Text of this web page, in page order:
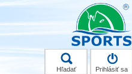
Hľadať Prihlásiť sa